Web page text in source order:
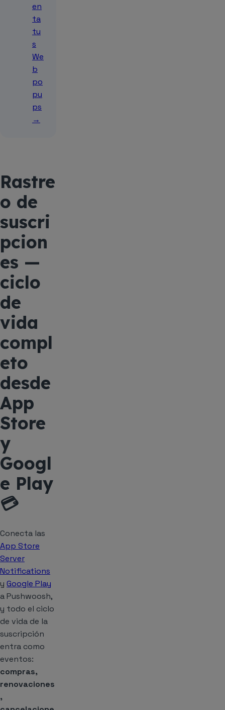
en
ta
tu
s
We
b
po
pu
ps
→
Rastre
o de
suscri
pcion
es —
ciclo
de
vida
compl
eto
desde
App
Store
y
Googl
e Play
💳
Conecta las
App Store
Server
Notifications
y Google Play
a Pushwoosh,
y todo el ciclo
de vida de la
suscripción
entra como
eventos:
compras,
renovaciones
,